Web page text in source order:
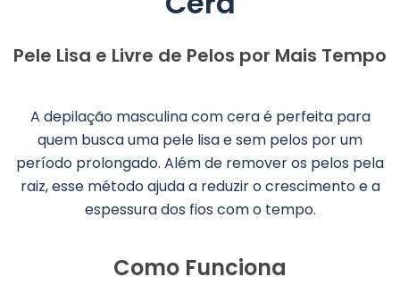
Pele Lisa e Livre de Pelos por Mais Tempo
A depilação masculina com cera é perfeita para
quem busca uma pele lisa e sem pelos por um
período prolongado. Além de remover os pelos pela
raiz, esse método ajuda a reduzir o crescimento e a
espessura dos fios com o tempo.
Como Funciona